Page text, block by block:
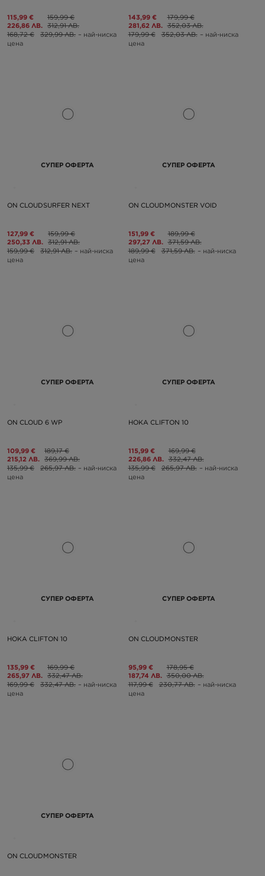
115,99 €
226,86 ЛВ.
159,99 €
312,91 ЛВ.
168,72 €
329,99 ЛВ. – най-ниска
цена
143,99 €
281,62 ЛВ.
179,99 €
352,03 ЛВ.
179,99 €
352,03 ЛВ. – най-ниска
цена
СУПЕР ОФЕРТА
ON CLOUDSURFER NEXT
127,99 €
250,33 ЛВ.
159,99 €
312,91 ЛВ.
159,99 €
312,91 ЛВ. – най-ниска
цена
СУПЕР ОФЕРТА
ON CLOUDMONSTER VOID
151,99 €
297,27 ЛВ.
189,99 €
371,59 ЛВ.
189,99 €
371,59 ЛВ. – най-ниска
цена
СУПЕР ОФЕРТА
ON CLOUD 6 WP
109,99 €
215,12 ЛВ.
189,17 €
369,99 ЛВ.
135,99 €
265,97 ЛВ. – най-ниска
цена
СУПЕР ОФЕРТА
HOKA CLIFTON 10
115,99 €
226,86 ЛВ.
169,99 €
332,47 ЛВ.
135,99 €
265,97 ЛВ. – най-ниска
цена
СУПЕР ОФЕРТА
HOKA CLIFTON 10
135,99 €
265,97 ЛВ.
169,99 €
332,47 ЛВ.
169,99 €
332,47 ЛВ. – най-ниска
цена
СУПЕР ОФЕРТА
ON CLOUDMONSTER
95,99 €
187,74 ЛВ.
178,95 €
350,00 ЛВ.
117,99 €
230,77 ЛВ. – най-ниска
цена
СУПЕР ОФЕРТА
ON CLOUDMONSTER